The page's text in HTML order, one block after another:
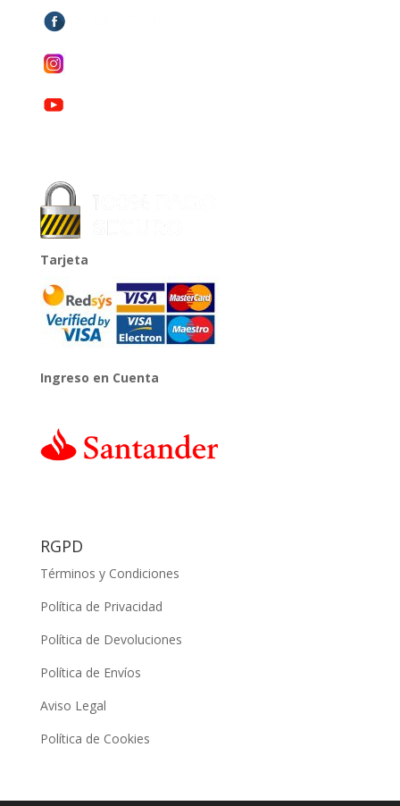
Tarjeta
Ingreso en Cuenta
RGPD
Términos y Condiciones
Política de Privacidad
Política de Devoluciones
Política de Envíos
Aviso Legal
Política de Cookies